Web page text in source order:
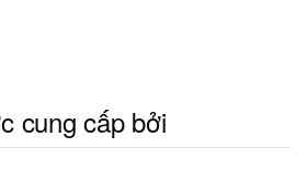
cung cấp bởi